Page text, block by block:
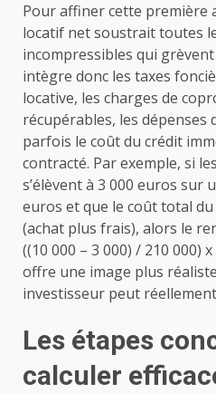
Pour affiner cette première
locatif net soustrait toutes
incompressibles qui
intègre donc les taxes
locative, les charges de
récupérables, les dépenses
parfois le coût du crédit
contracté. Par exemple, si
s’élèvent à 3 000 euros sur
euros et que le coût total
(achat plus frais), alors le
((10 000 – 3 000) / 210 000)
offre une image plus réaliste
investisseur peut
Les étapes
calculer